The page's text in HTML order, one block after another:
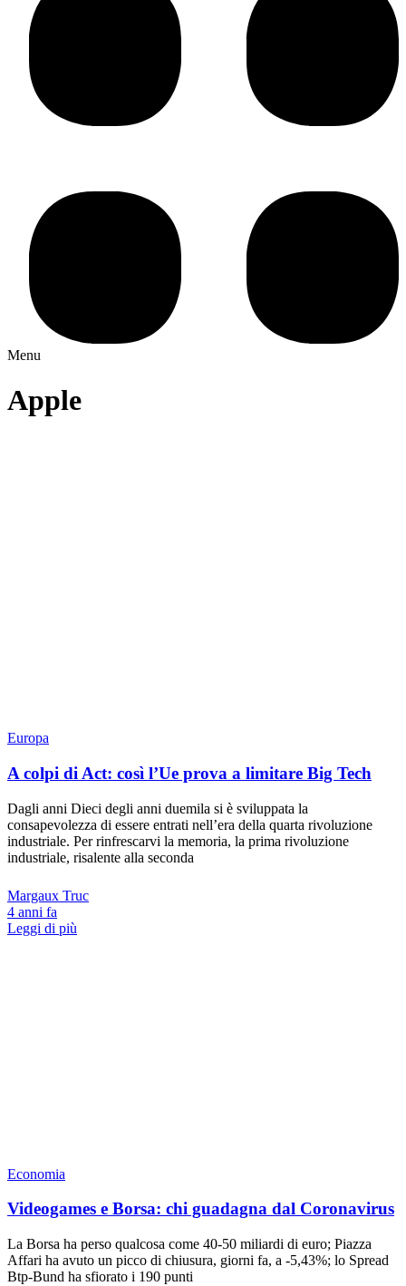
Menu
Apple
Europa
A colpi di Act: così l’Ue prova a limitare Big Tech
Dagli anni Dieci degli anni duemila si è sviluppata la
consapevolezza di essere entrati nell’era della quarta rivoluzione
industriale. Per rinfrescarvi la memoria, la prima rivoluzione
industriale, risalente alla seconda
Margaux Truc
4 anni fa
Leggi di più
Economia
Videogames e Borsa: chi guadagna dal Coronavirus
La Borsa ha perso qualcosa come 40-50 miliardi di euro; Piazza
Affari ha avuto un picco di chiusura, giorni fa, a -5,43%; lo Spread
Btp-Bund ha sfiorato i 190 punti